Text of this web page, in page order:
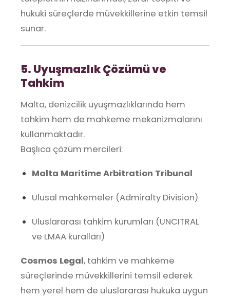
hukuki süreçlerde müvekkillerine etkin temsil
sunar.
5. Uyuşmazlık Çözümü ve
Tahkim
Malta, denizcilik uyuşmazlıklarında hem
tahkim hem de mahkeme mekanizmalarını
kullanmaktadır.
Başlıca çözüm mercileri:
Malta Maritime Arbitration Tribunal
Ulusal mahkemeler (Admiralty Division)
Uluslararası tahkim kurumları (UNCITRAL
ve LMAA kuralları)
Cosmos Legal, tahkim ve mahkeme
süreçlerinde müvekkillerini temsil ederek
hem yerel hem de uluslararası hukuka uygun